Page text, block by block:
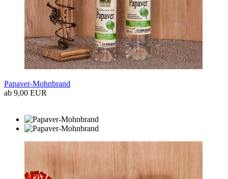
Papaver-Mohnbrand
ab 9,00 EUR